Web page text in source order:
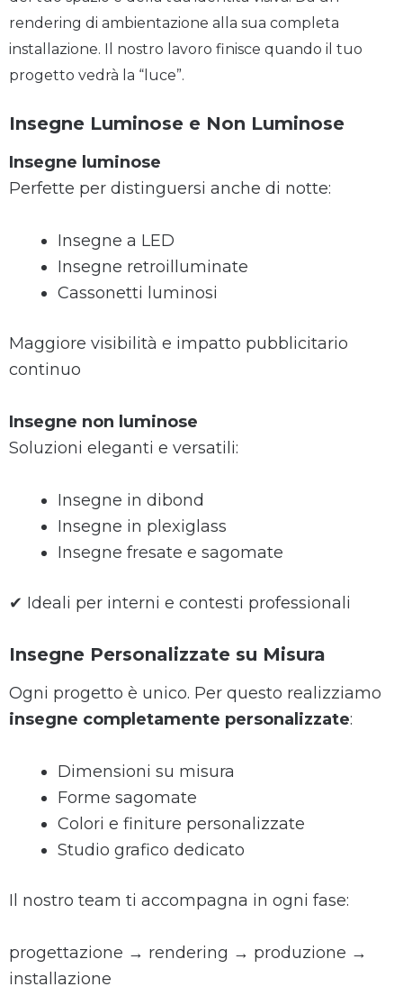
rendering di ambientazione alla sua completa
installazione. Il nostro lavoro finisce quando il tuo
progetto vedrà la “luce”.
Insegne Luminose e Non Luminose
Insegne luminose
Perfette per distinguersi anche di notte:
Insegne a LED
Insegne retroilluminate
Cassonetti luminosi
Maggiore visibilità e impatto pubblicitario
continuo
Insegne non luminose
Soluzioni eleganti e versatili:
Insegne in dibond
Insegne in plexiglass
Insegne fresate e sagomate
✔ Ideali per interni e contesti professionali
Insegne Personalizzate su Misura
Ogni progetto è unico. Per questo realizziamo
insegne completamente personalizzate:
Dimensioni su misura
Forme sagomate
Colori e finiture personalizzate
Studio grafico dedicato
Il nostro team ti accompagna in ogni fase:
progettazione → rendering → produzione →
installazione